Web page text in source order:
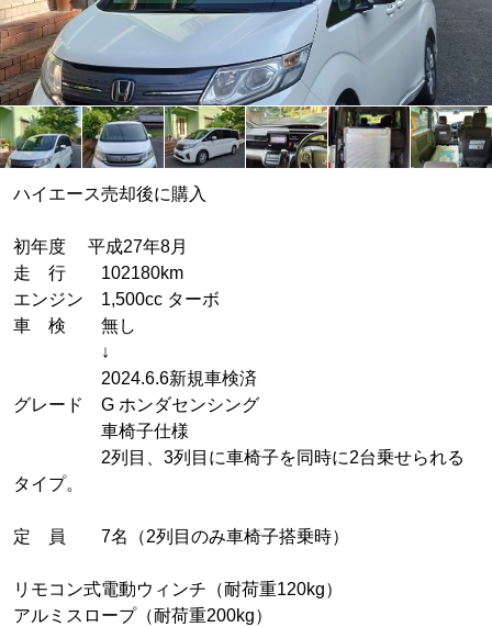
ハイエース売却後に購入
初年度 平成27年8月
走 行 102180km
エンジン 1,500cc ターボ
車 検 無し
↓
2024.6.6新規車検済
グレード G ホンダセンシング
車椅子仕様
2列目、3列目に車椅子を同時に2台乗せられる
タイプ。
定 員 7名（2列目のみ車椅子搭乗時）
リモコン式電動ウィンチ（耐荷重120kg）
アルミスロープ（耐荷重200kg）